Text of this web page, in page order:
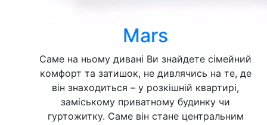
Mars
Саме на ньому дивані Ви знайдете сімейний
комфорт та затишок, не дивлячись на те, де
він знаходиться – у розкішній квартирі,
заміському приватному будинку чи
гуртожитку. Саме він стане центральним